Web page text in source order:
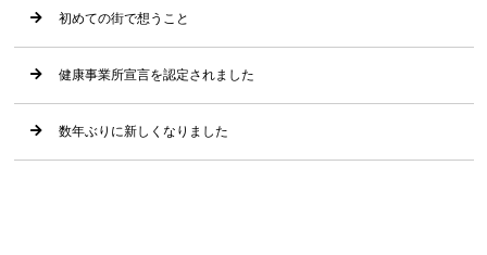
初めての街で想うこと
健康事業所宣言を認定されました
数年ぶりに新しくなりました